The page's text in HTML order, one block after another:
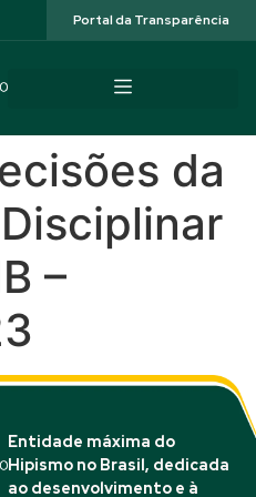
Portal da Transparência
da
–
Entidade máxima do
Hipismo no Brasil, dedicada
ao desenvolvimento e à